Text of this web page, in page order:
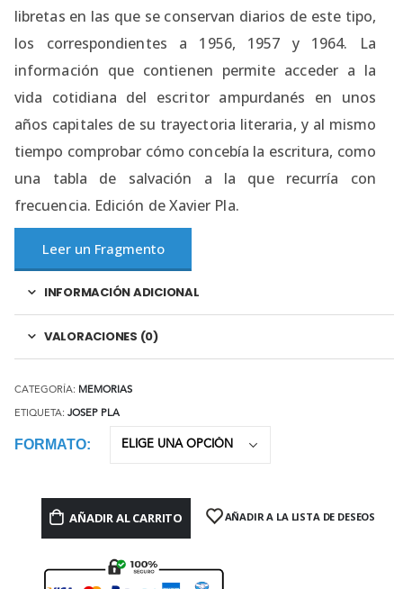
libretas en las que se conservan diarios de este tipo,
los correspondientes a 1956, 1957 y 1964. La
información que contienen permite acceder a la
vida cotidiana del escritor ampurdanés en unos
años capitales de su trayectoria literaria, y al mismo
tiempo comprobar cómo concebía la escritura, como
una tabla de salvación a la que recurría con
frecuencia. Edición de Xavier Pla.
Leer un Fragmento
INFORMACIÓN ADICIONAL
VALORACIONES (0)
CATEGORÍA: MEMORIAS
ETIQUETA: JOSEP PLA
FORMATO
AÑADIR AL CARRITO AÑADIR A LA LISTA DE DESEOS